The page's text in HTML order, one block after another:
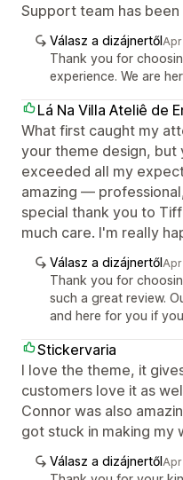
Support team has
Válasz a dizájnertől
Thank you for
experience. We are
Lá Na Villa Ateliê de
What first caught my
your theme design,
exceeded all my
amazing —
special thank you to
much care. I'm really
Válasz a dizájnertől
Thank you for
such a great review.
and here for you if
Stickervaria
I love the theme, it
customers love it as
Connor was also
got stuck in making my
Válasz a dizájnertől